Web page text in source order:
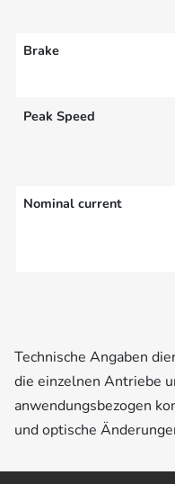
Brake
Peak Speed
Nominal current
Technische Angaben
die einzelnen Antriebe
anwendungsbezogen
und optische